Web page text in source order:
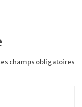
champs obligatoires